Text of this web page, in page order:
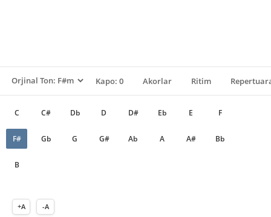
Kapo: 0 Akorlar Ritim
C C# Db D D# Eb E F
F# Gb G G# Ab A A# Bb
B
+A -A